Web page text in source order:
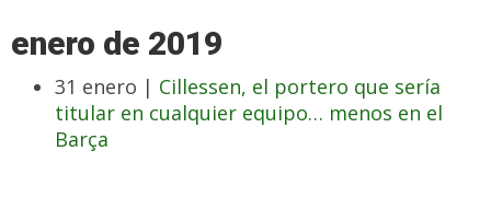
enero de 2019
31 enero | Cillessen, el portero que sería
titular en cualquier equipo… menos en el
Barça